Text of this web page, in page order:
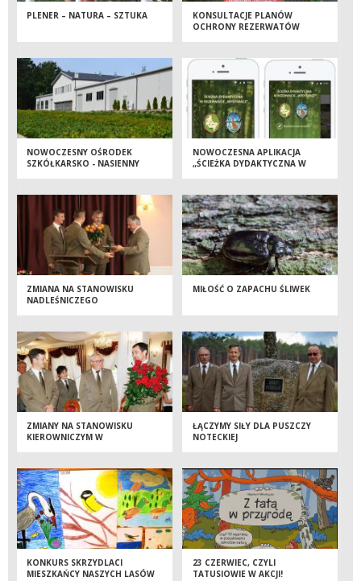
PLENER – NATURA – SZTUKA
KONSULTACJE PLANÓW
OCHRONY REZERWATÓW
NOWOCZESNY OŚRODEK
SZKÓŁKARSKO - NASIENNY
NOWOCZESNA APLIKACJA
„ŚCIEŻKA DYDAKTYCZNA W
ZMIANA NA STANOWISKU
NADLEŚNICZEGO
MIŁOŚĆ O ZAPACHU ŚLIWEK
ZMIANY NA STANOWISKU
KIEROWNICZYM W
ŁĄCZYMY SIŁY DLA PUSZCZY
NOTECKIEJ
KONKURS SKRZYDLACI
MIESZKAŃCY NASZYCH LASÓW
23 CZERWIEC, CZYLI
TATUSIOWIE W AKCJI!